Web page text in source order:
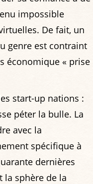
impossible
De fait, un
genre est contraint
économique « prise
start-up nations :
péter la bulle. La
avec la
spécifique à
dernières
la sphère de la